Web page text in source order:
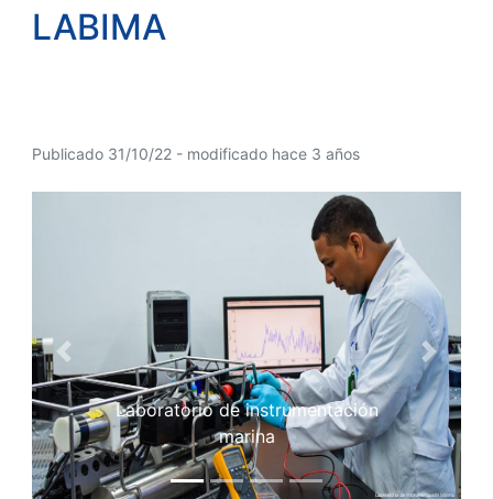
LABIMA
Publicado 31/10/22 - modificado hace 3 años
Laboratorio de instrumentación
marina
Previous Next